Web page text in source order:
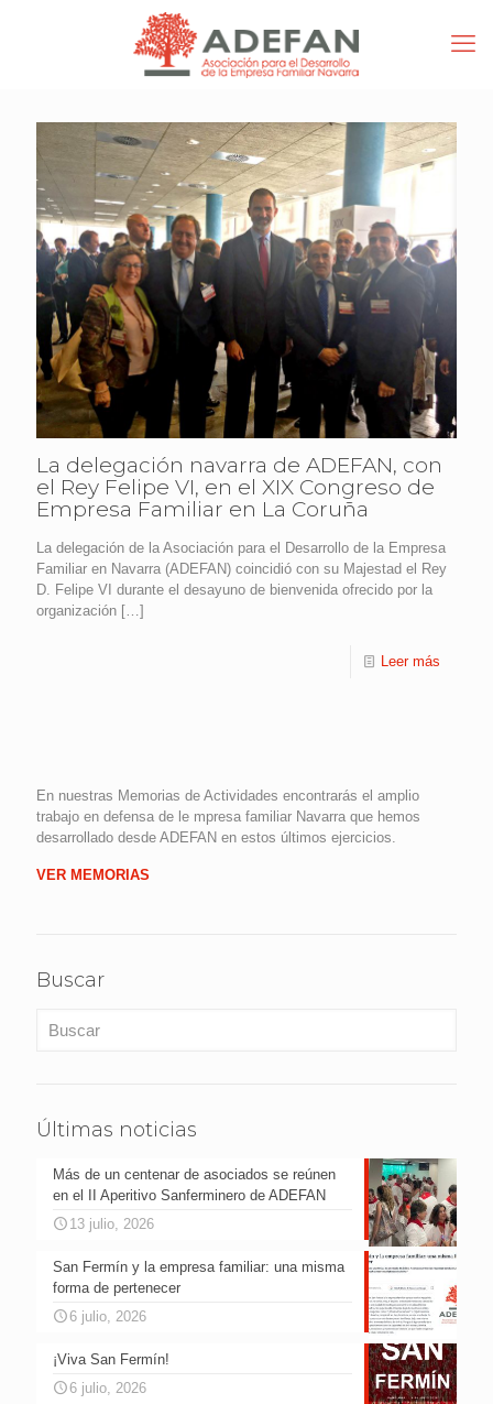
La delegación navarra de ADEFAN, con
el Rey Felipe VI, en el XIX Congreso de
Empresa Familiar en La Coruña
La delegación de la Asociación para el Desarrollo de la Empresa
Familiar en Navarra (ADEFAN) coincidió con su Majestad el Rey
D. Felipe VI durante el desayuno de bienvenida ofrecido por la
organización […]
Leer más
En nuestras Memorias de Actividades encontrarás el amplio
trabajo en defensa de le mpresa familiar Navarra que hemos
desarrollado desde ADEFAN en estos últimos ejercicios.
VER MEMORIAS
Buscar
Últimas noticias
Más de un centenar de asociados se reúnen
en el II Aperitivo Sanferminero de ADEFAN
13 julio, 2026
San Fermín y la empresa familiar: una misma
forma de pertenecer
6 julio, 2026
¡Viva San Fermín!
6 julio, 2026